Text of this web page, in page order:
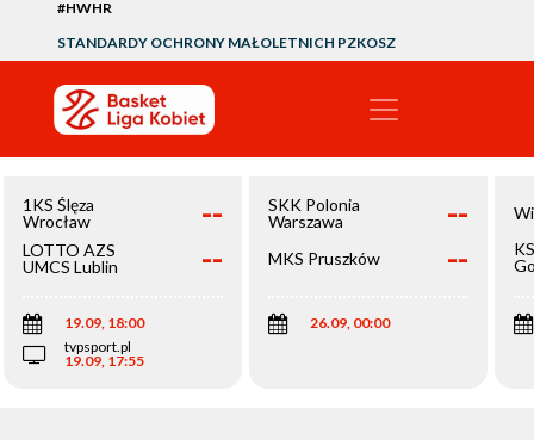
#HWHR
STANDARDY OCHRONY MAŁOLETNICH PZKOSZ
1KS Ślęza
Wrocław
--
LOTTO AZS
UMCS Lublin
--
19.09, 18:00
tvpsport.pl
19.09, 17:55
SKK Polonia
Warszawa
--
MKS Pruszków --
26.09, 00:00